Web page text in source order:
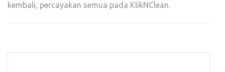
kembali, percayakan semua pada KlikNClean.